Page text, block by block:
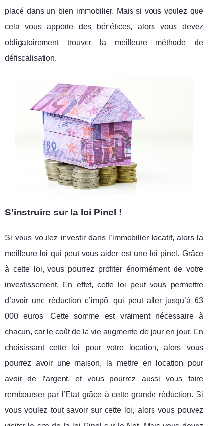
placé dans un bien immobilier. Mais si vous voulez que
cela vous apporte des bénéfices, alors vous devez
obligatoirement trouver la meilleure méthode de
défiscalisation.
S’instruire sur la loi Pinel !
Si vous voulez investir dans l’immobilier locatif, alors la
meilleure loi qui peut vous aider est une loi pinel. Grâce
à cette loi, vous pourrez profiter énormément de votre
investissement. En effet, cette loi peut vous permettre
d’avoir une réduction d’impôt qui peut aller jusqu’à 63
000 euros. Cette somme est vraiment nécessaire à
chacun, car le coût de la vie augmente de jour en jour. En
choisissant cette loi pour votre location, alors vous
pourrez avoir une maison, la mettre en location pour
avoir de l’argent, et vous pourrez aussi vous faire
rembourser par l’Etat grâce à cette grande réduction. Si
vous voulez tout savoir sur cette loi, alors vous pouvez